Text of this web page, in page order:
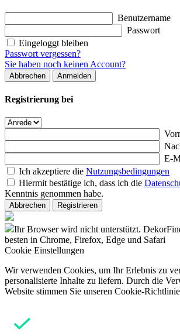
Benutzername
Passwort
Eingeloggt bleiben
Passwort vergessen?
Sie haben noch keinen Account?
Abbrechen Anmelden
Registrierung bei
E-
Ich akzeptiere die Nutzungsbedingungen
Hiermit bestätige ich, dass ich die
Kenntnis genommen habe.
Abbrechen Registrieren
Ihr Browser wird nicht unterstützt.
besten in Chrome, Firefox, Edge und Safari
Cookie Einstellungen
Wir verwenden Cookies, um Ihr Erlebnis zu
personalisierte Inhalte zu liefern. Durch die
Website stimmen Sie unseren Cookie-